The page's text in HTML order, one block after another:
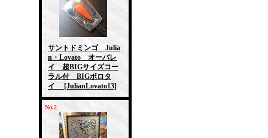
サントドミンゴ Julia
n・Lovato オーバレ
イ 超BIGサイズコー
ラル付 BIGボロタ
イ
[JulianLovato13]
No.2